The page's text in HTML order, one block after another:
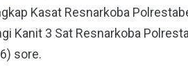
Kasat Resnarkoba
Kanit 3 Sat Resnarkoba
sore.